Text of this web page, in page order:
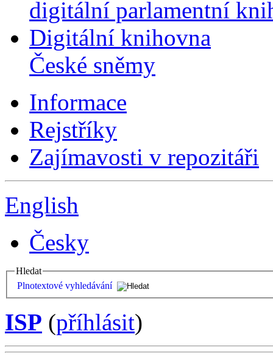
digitální parlamentní
Digitální knihovna
České sněmy
Informace
Rejstříky
Zajímavosti v repozitáři
English
Česky
Hledat
Plnotextové vyhledávání
ISP (příhlásit)